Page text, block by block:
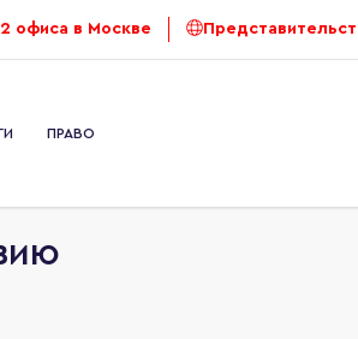
2 офиса в Москве
ПРАВО